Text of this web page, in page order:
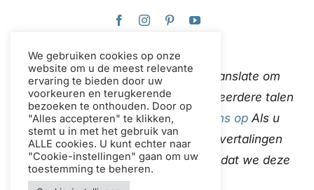
Deze website gebruikt Google Translate om
content direct en automatisch in meerdere talen
te vertalen.neem contact met ons opAls u
onjuistheden in de automatische vertalingen
ontdekt, laat het ons dan weten zodat we deze
kunnen corrigeren.
We gebruiken cookies op onze
website om u de meest relevante
ervaring te bieden door uw
voorkeuren en terugkerende
bezoeken te onthouden. Door op
"Alles accepteren" te klikken,
stemt u in met het gebruik van
ALLE cookies. U kunt echter naar
"Cookie-instellingen" gaan om uw
toestemming te beheren.